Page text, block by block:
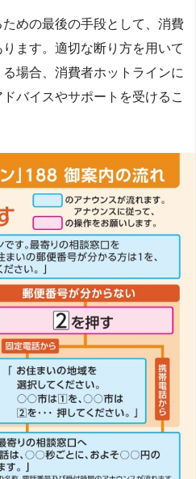
めの最後の手段として、消費
ます。適切な断り方を用いて
場合、消費者ホットラインに
バイスやサポートを受けるこ